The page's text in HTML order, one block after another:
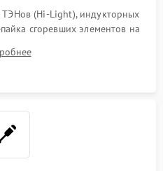
(Hi-Light), индукторных
сгоревших элементов на
и замена поврежденной